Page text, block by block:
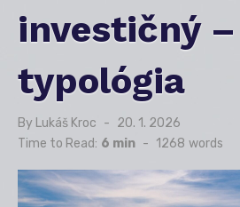
investičný –
typológia
By Lukáš Kroc
Posted
on
20. 1. 2026
Time to Read: 6 min - 1268 words